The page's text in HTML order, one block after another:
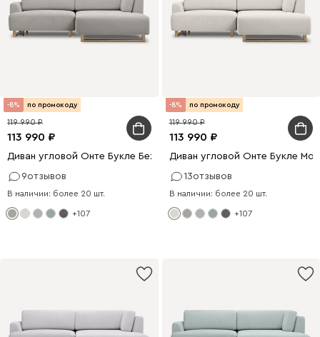
-8% по промокоду
113 990
119 990
Диван угловой Онте Букле Бежевый
9отзывов
В наличии: более 20 шт.
+107
-8% по промокоду
113 990
119 990
Диван угловой Онте Букле
13отзывов
В наличии: более 20 шт.
+107